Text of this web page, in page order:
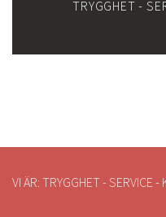
TRYGGHET -
VI ÄR: TRYGGHET - SERVICE -